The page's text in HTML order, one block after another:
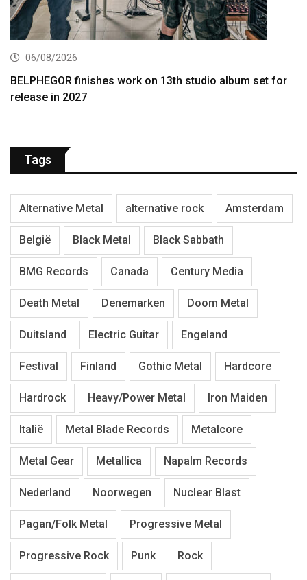
06/08/2026
BELPHEGOR finishes work on 13th studio album set for
release in 2027
Tags
Alternative Metal alternative rock Amsterdam
België Black Metal Black Sabbath
BMG Records Canada Century Media
Death Metal Denemarken Doom Metal
Duitsland Electric Guitar Engeland
Festival Finland Gothic Metal Hardcore
Hardrock Heavy/Power Metal Iron Maiden
Italië Metal Blade Records Metalcore
Metal Gear Metallica Napalm Records
Nederland Noorwegen Nuclear Blast
Pagan/Folk Metal Progressive Metal
Progressive Rock Punk Rock